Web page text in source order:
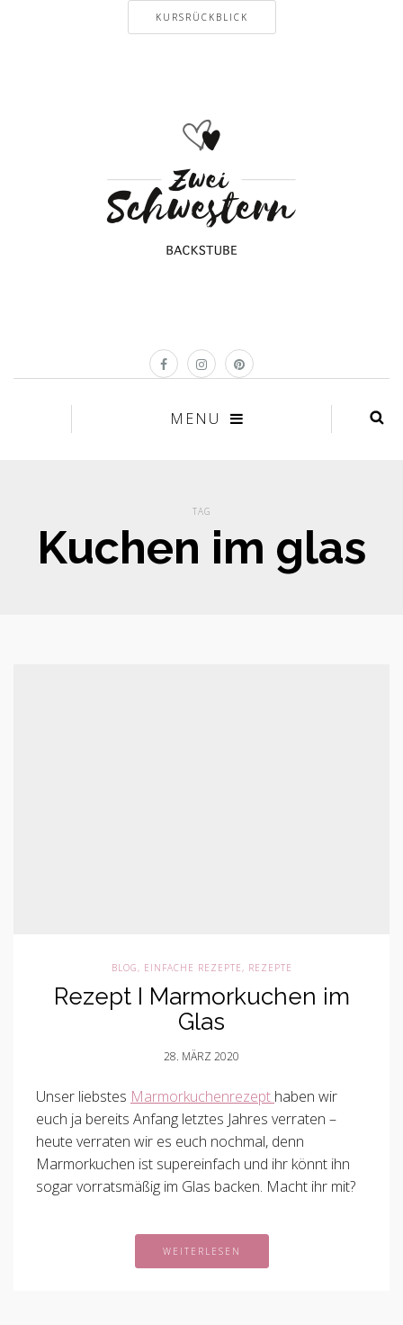
KURSRÜCKBLICK
MENU
TAG
Kuchen im glas
BLOG, EINFACHE REZEPTE, REZEPTE
Rezept I Marmorkuchen im
Glas
28. MÄRZ 2020
Unser liebstes Marmorkuchenrezept haben wir
euch ja bereits Anfang letztes Jahres verraten –
heute verraten wir es euch nochmal, denn
Marmorkuchen ist supereinfach und ihr könnt ihn
sogar vorratsmäßig im Glas backen. Macht ihr mit?
WEITERLESEN